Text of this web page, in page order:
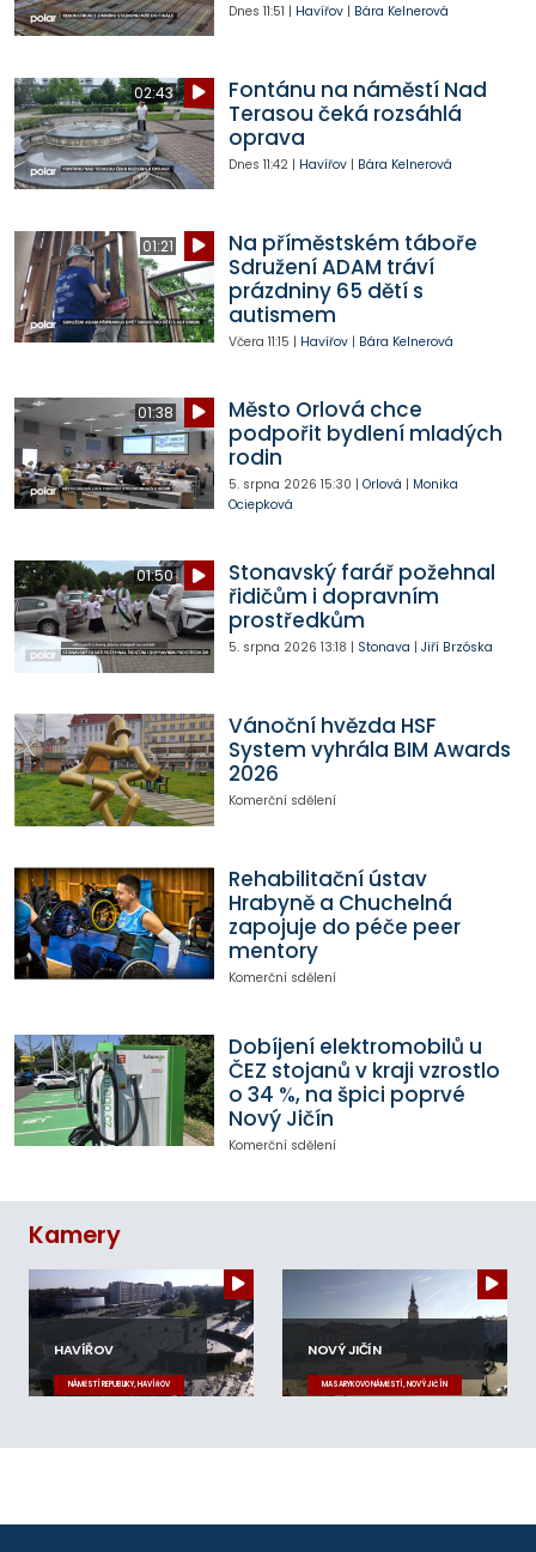
Dnes 11:51 | Havířov| Bára Kelnerová
02:43
Fontánu na náměstí Nad
Terasou čeká rozsáhlá
oprava
Dnes 11:42| Havířov| Bára Kelnerová
01:21
Na příměstském táboře
Sdružení ADAM tráví
prázdniny 65 dětí s
autismem
Včera 11:15 | Havířov| Bára Kelnerová
01:38
Město Orlová chce
podpořit bydlení mladých
rodin
5. srpna 2026 15:30 | Orlová | Monika
Ociepková
01:50
Stonavský farář požehnal
řidičům i dopravním
prostředkům
5. srpna 2026 13:18 | Stonava | Jiří Brzóska
Vánoční hvězda HSF
System vyhrála BIM Awards
2026
Komerční sdělení
Rehabilitační ústav
Hrabyně a Chuchelná
zapojuje do péče peer
mentory
Komerční sdělení
Dobíjení elektromobilů u
ČEZ stojanů v kraji vzrostlo
o 34 %, na špici poprvé
Nový Jičín
Komerční sdělení
Kamery
HAVÍŘOV
NÁMĚSTÍ REPUBLIKY, HAVÍŘOV
NOVÝ JIČÍN
MASARYKOVO NÁMĚSTÍ, NOVÝ JIČÍN